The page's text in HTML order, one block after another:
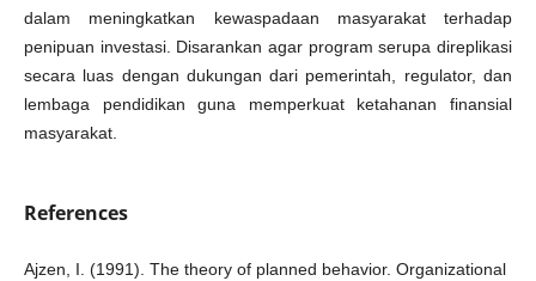
dalam meningkatkan kewaspadaan masyarakat terhadap
penipuan investasi. Disarankan agar program serupa direplikasi
secara luas dengan dukungan dari pemerintah, regulator, dan
lembaga pendidikan guna memperkuat ketahanan finansial
masyarakat.
References
Ajzen, I. (1991). The theory of planned behavior. Organizational